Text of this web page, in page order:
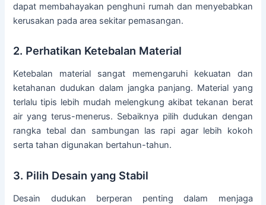
dapat membahayakan penghuni rumah dan menyebabkan
kerusakan pada area sekitar pemasangan.
2. Perhatikan Ketebalan Material
Ketebalan material sangat memengaruhi kekuatan dan
ketahanan dudukan dalam jangka panjang. Material yang
terlalu tipis lebih mudah melengkung akibat tekanan berat
air yang terus-menerus. Sebaiknya pilih dudukan dengan
rangka tebal dan sambungan las rapi agar lebih kokoh
serta tahan digunakan bertahun-tahun.
3. Pilih Desain yang Stabil
Desain dudukan berperan penting dalam menjaga